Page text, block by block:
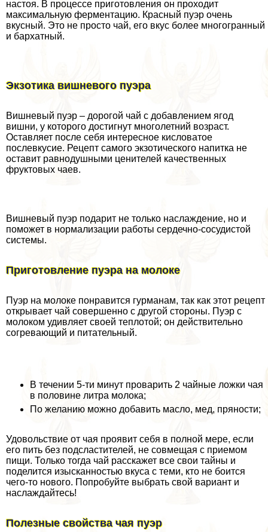
настоя. В процессе приготовления он проходит
максимальную ферментацию. Красный пуэр очень
вкусный. Это не просто чай, его вкус более многогранный
и бархатный.
Экзотика вишневого пуэра
Вишневый пуэр – дорогой чай с добавлением ягод
вишни, у которого достигнут многолетний возраст.
Оставляет после себя интересное кисловатое
послевкусие. Рецепт самого экзотического напитка не
оставит равнодушными ценителей качественных
фруктовых чаев.
Вишневый пуэр подарит не только наслаждение, но и
поможет в нормализации работы сердечно-сосудистой
системы.
Приготовление пуэра на молоке
Пуэр на молоке понравится гурманам, так как этот рецепт
открывает чай совершенно с другой стороны. Пуэр с
молоком удивляет своей теплотой; он действительно
согревающий и питательный.
В течении 5-ти минут проварить 2 чайные ложки чая
в половине литра молока;
По желанию можно добавить масло, мед, пряности;
Удовольствие от чая проявит себя в полной мере, если
его пить без подсластителей, не совмещая с приемом
пищи. Только тогда чай расскажет все свои тайны и
поделится изысканностью вкуса с теми, кто не боится
чего-то нового. Попробуйте выбрать свой вариант и
наслаждайтесь!
Полезные свойства чая пуэр